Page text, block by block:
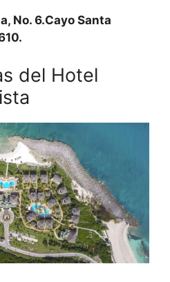
No. 6.Cayo Santa
del Hotel